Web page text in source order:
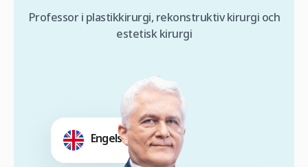
Professor i plastikkirurgi, rekonstruktiv kirurgi och
estetisk kirurgi
Engelska